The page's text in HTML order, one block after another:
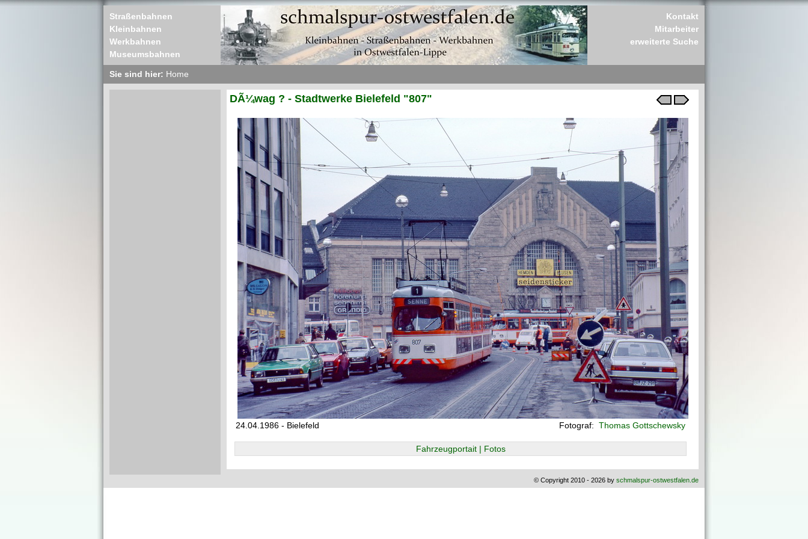
Straßenbahnen
Kleinbahnen
Werkbahnen
Museumsbahnen
Kontakt
Mitarbeiter
erweiterte Suche
Sie sind hier: Home
DÃ¼wag ? - Stadtwerke Bielefeld "807"
24.04.1986 - Bielefeld Fotograf: Thomas Gottschewsky
Fahrzeugportait | Fotos
© Copyright 2010 - 2026 by schmalspur-ostwestfalen.de